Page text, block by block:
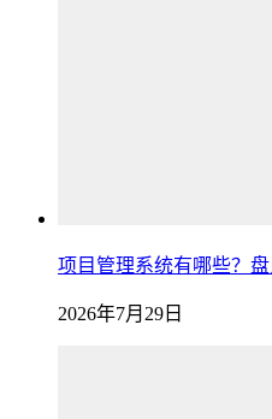
项目管理系统有哪些？
2026年7月29日